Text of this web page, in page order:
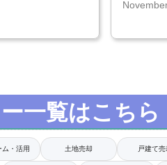
一覧はこちら
ム・活用 土地売却 戸建て売